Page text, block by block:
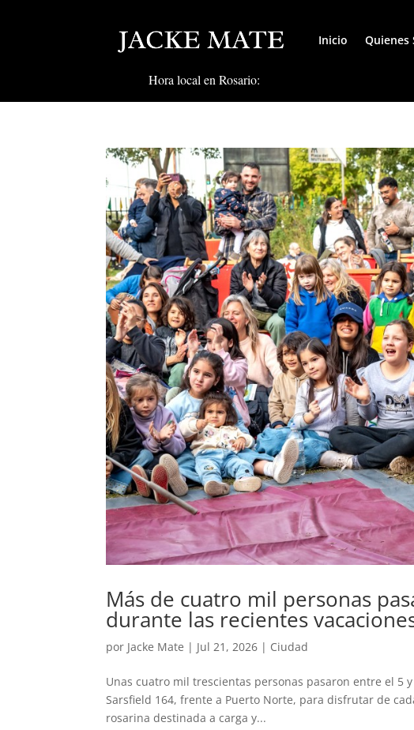
Inicio Quienes
Hora local en Rosario:
Más de cuatro mil personas
durante las recientes
por Jacke Mate | Jul 21, 2026 | Ciudad
Unas cuatro mil trescientas personas pasaron entre el 5
Sarsfield 164, frente a Puerto Norte, para disfrutar de
rosarina destinada a carga y...